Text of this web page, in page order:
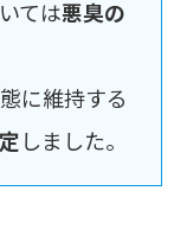
ては悪臭の
に維持する
しました。